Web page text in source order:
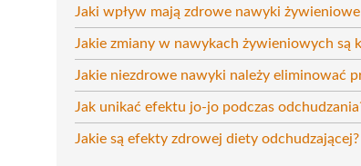
Jaki wpływ mają zdrowe nawyki
Jakie zmiany w nawykach żywieniowych są
Jakie niezdrowe nawyki należy eliminować
Jak unikać efektu jo-jo podczas
Jakie są efekty zdrowej diety odchudzającej?